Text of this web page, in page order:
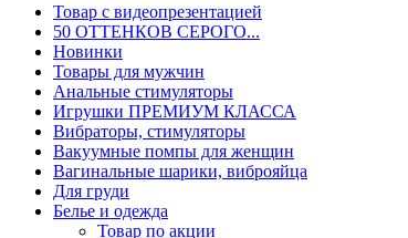
Товар с видеопрезентацией
50 ОТТЕНКОВ СЕРОГО...
Новинки
Товары для мужчин
Анальные стимуляторы
Игрушки ПРЕМИУМ КЛАССА
Вибраторы, стимуляторы
Вакуумные помпы для женщин
Вагинальные шарики, виброяйца
Для груди
Белье и одежда
Товар по акции